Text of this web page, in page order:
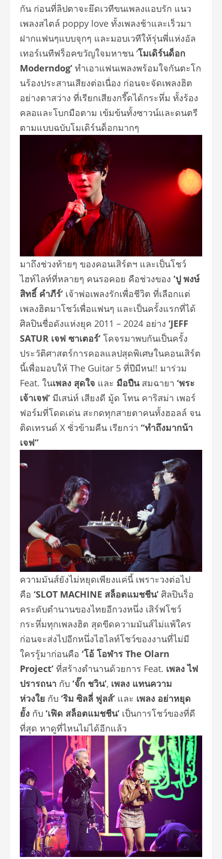
กัน ก่อนที่ลิปตาจะยึดเวทีขนเพลงแอบรัก แนว
เพลงสไตล์ poppy love ทั้งเพลงช้าและเร็วมา
ฝากแฟนๆแบบจุกๆ และมอบเวทีให้รุ่นพี่แห่งอัล
เทอร์เนทีฟร็อคขวัญใจมหาชน ‘โมเดิร์นด็อก
Moderndog’ ทำเอาแฟนเพลงพร้อมใจกันตะโก
นร้องประสานเสียงต่อเนื่อง ก่อนจะจัดเพลงฮิต
อย่างตาสว่าง ที่เรียกเสียงกรี๊ดได้กระหึ่ม ทั้งร้อง
คลอและโบกมือตาม เข้มข้นทั้งซาวน์และดนตรี
ตามแบบฉบับโมเดิร์นด็อกมากๆ
มาถึงช่วงท้ายๆ ของคอนเสิร์ตฯ และเป็นโชว์
ไฮท์ไลท์ที่หลายๆ คนรอคอย คือช่วงของ ‘ปู พงษ์
สิทธิ์ คำภีร์’ เจ้าพ่อเพลงรักเพื่อชีวิต ที่เลือกแต่
เพลงฮิตมาโชว์เพื่อแฟนๆ และเป็นครั้งแรกที่ได้
ศิลปินชื่อดังแห่งยุค 2011 – 2024 อย่าง ‘JEFF
SATUR เจฟ ซาเตอร์’ โคจรมาพบกันเป็นครั้ง
ประวัติศาสตร์การคอลแลปสุดพิเศษในคอนเสิร์ต
นี้เพื่อมอบให้ The Guitar 5 ที่ปีมีหน!! มาร่วม
Feat. ในเพลง สุดใจ และ มือปืน สมฉายา ‘พระ
เจ้าเจฟ’ มีเสน่ห์ เสียงดี มู้ด โทน คาริสม่า เพอร์
ฟอร์มที่โดดเด่น สะกดทุกสายตาคนทั้งฮอลล์ จน
ติดเทรนด์ X ชั่วข้ามคืน เรียกว่า “ทำถึงมากน้า
เจฟ”
ความมันส์ยังไม่หยุดเพียงแค่นี้ เพราะวงต่อไป
คือ ‘SLOT MACHINE สล็อตแมชชีน’ ศิลปินร็อ
คระดับตำนานของไทยอีกวงหนึ่ง เสิร์ฟโชว์
กระหึ่มทุกเพลงฮิต สุดขีดความมันส์ไม่แพ้ใคร
ก่อนจะส่งไปอีกหนึ่งไฮไลท์โชว์ของงานที่ไม่มี
ใครรู้มาก่อนคือ ‘โอ้ โอฬาร The Olarn
Project’ ที่สร้างตำนานด้วยการ Feat. เพลง ไฟ
ปรารถนา กับ ‘จั๊ก ชวิน’, เพลง แทนความ
ห่วงใย กับ ‘ริม ซิลลี่ ฟูลส์’ และ เพลง อย่าหยุด
ยั้ง กับ ‘เฟิด สล็อตแมชชีน’ เป็นการโชว์ของที่ดี
ที่สุด หาดูที่ไหนไม่ได้อีกแล้ว